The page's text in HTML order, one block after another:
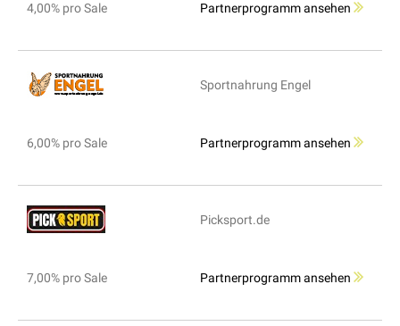
4,00% pro Sale Partnerprogramm ansehen
Sportnahrung Engel
6,00% pro Sale Partnerprogramm ansehen
Picksport.de
7,00% pro Sale Partnerprogramm ansehen